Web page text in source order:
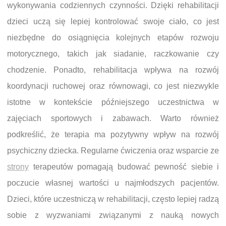
wykonywania codziennych czynności. Dzięki rehabilitacji
dzieci uczą się lepiej kontrolować swoje ciało, co jest
niezbędne do osiągnięcia kolejnych etapów rozwoju
motorycznego, takich jak siadanie, raczkowanie czy
chodzenie. Ponadto, rehabilitacja wpływa na rozwój
koordynacji ruchowej oraz równowagi, co jest niezwykle
istotne w kontekście późniejszego uczestnictwa w
zajęciach sportowych i zabawach. Warto również
podkreślić, że terapia ma pozytywny wpływ na rozwój
psychiczny dziecka. Regularne ćwiczenia oraz wsparcie ze
strony terapeutów pomagają budować pewność siebie i
poczucie własnej wartości u najmłodszych pacjentów.
Dzieci, które uczestniczą w rehabilitacji, często lepiej radzą
sobie z wyzwaniami związanymi z nauką nowych